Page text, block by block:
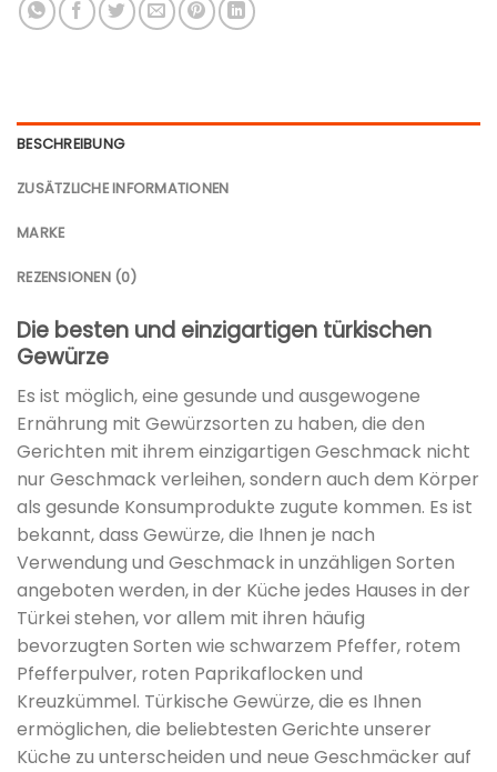
BESCHREIBUNG
ZUSÄTZLICHE INFORMATIONEN
MARKE
REZENSIONEN (0)
Die besten und einzigartigen türkischen
Gewürze
Es ist möglich, eine gesunde und ausgewogene
Ernährung mit Gewürzsorten zu haben, die den
Gerichten mit ihrem einzigartigen Geschmack nicht
nur Geschmack verleihen, sondern auch dem Körper
als gesunde Konsumprodukte zugute kommen. Es ist
bekannt, dass Gewürze, die Ihnen je nach
Verwendung und Geschmack in unzähligen Sorten
angeboten werden, in der Küche jedes Hauses in der
Türkei stehen, vor allem mit ihren häufig
bevorzugten Sorten wie schwarzem Pfeffer, rotem
Pfefferpulver, roten Paprikaflocken und
Kreuzkümmel. Türkische Gewürze, die es Ihnen
ermöglichen, die beliebtesten Gerichte unserer
Küche zu unterscheiden und neue Geschmäcker auf